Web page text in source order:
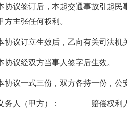
议签订后，本起交通事故引起民
方主张任何权利。
议订立生效后，乙向有关司法机关
议经双方当事人签字后生效。
议一式三份，双方各持一份，公安
（甲方）：________赔偿权利人